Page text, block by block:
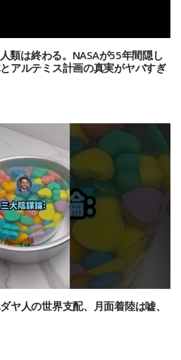
類は終わる。NASAが55年間隠し
アルテミス計画の真実がヤバすぎ
人の世界支配、月面着陸は嘘、